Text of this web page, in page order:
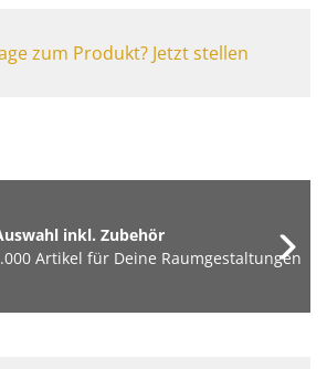
zum Produkt? Jetzt stellen
inkl. Zubehör
Artikel für Deine Raumgestaltungen